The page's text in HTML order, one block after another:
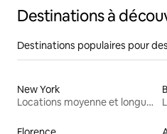
Destinations à
Destinations populaires pour
New York
Locations moyenne et longue durée